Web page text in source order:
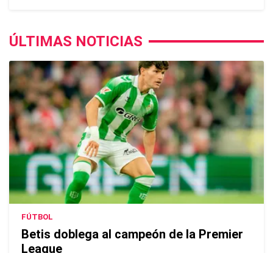
ÚLTIMAS NOTICIAS
FÚTBOL
Betis doblega al campeón de la Premier
League